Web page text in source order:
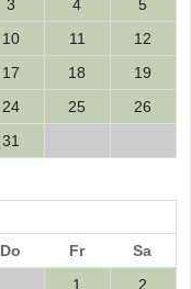
3 4
5
10 11
12
17 18
19
24 25
26
31
Do Fr
Sa
1
2